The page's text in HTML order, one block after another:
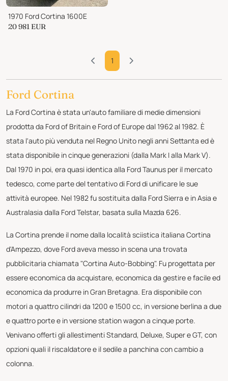
1970 Ford Cortina 1600E
20 981 EUR
1
Ford Cortina
La Ford Cortina è stata un'auto familiare di medie dimensioni
prodotta da Ford of Britain e Ford of Europe dal 1962 al 1982. È
stata l'auto più venduta nel Regno Unito negli anni Settanta ed è
stata disponibile in cinque generazioni (dalla Mark I alla Mark V).
Dal 1970 in poi, era quasi identica alla Ford Taunus per il mercato
tedesco, come parte del tentativo di Ford di unificare le sue
attività europee. Nel 1982 fu sostituita dalla Ford Sierra e in Asia e
Australasia dalla Ford Telstar, basata sulla Mazda 626.
La Cortina prende il nome dalla località sciistica italiana Cortina
d'Ampezzo, dove Ford aveva messo in scena una trovata
pubblicitaria chiamata "Cortina Auto-Bobbing". Fu progettata per
essere economica da acquistare, economica da gestire e facile ed
economica da produrre in Gran Bretagna. Era disponibile con
motori a quattro cilindri da 1200 e 1500 cc, in versione berlina a due
e quattro porte e in versione station wagon a cinque porte.
Venivano offerti gli allestimenti Standard, Deluxe, Super e GT, con
opzioni quali il riscaldatore e il sedile a panchina con cambio a
colonna.